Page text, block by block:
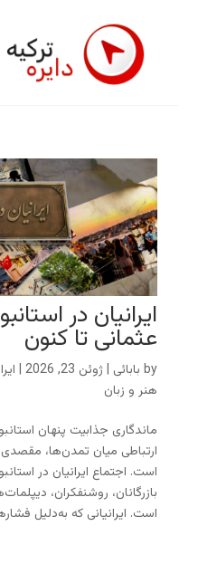
ایرانیان در
عثمانی تا کنون
by بابائی |ژوئن 23, 2026 |
هنر و زبان
ماندگاری جذابیت پنهان
ارتباطی میان تمدن‌ها، مقصدی
است. اجتماع ایرانیان در
بازرگانان، روشنفکران،
است. ایرانیانی که به‌دلیل